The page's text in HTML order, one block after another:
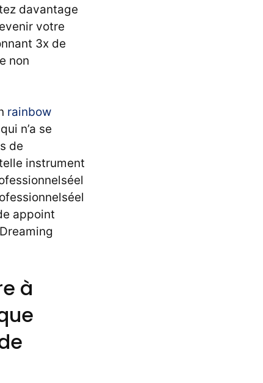
davantage
votre
3x de
non
rainbow
n’a se
de
instrument
appoint
à